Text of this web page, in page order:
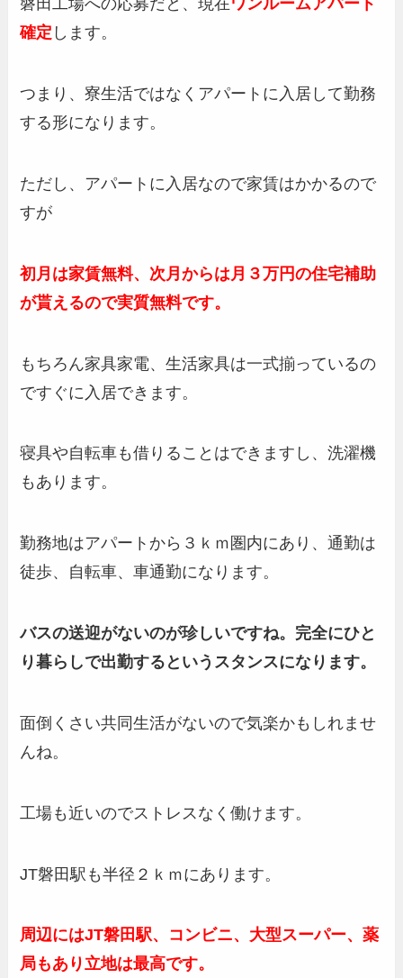
磐田工場への応募だと、現在ワンルームアパート
確定 します。
つまり、寮生活ではなくアパートに入居して勤務
する形になります。
ただし、アパートに入居なので家賃はかかるので
すが
初月は家賃無料、次月からは月３万円の住宅補助
が貰えるので実質無料です。
もちろん家具家電、生活家具は一式揃っているの
ですぐに入居できます。
寝具や自転車も借りることはできますし、洗濯機
もあります。
勤務地はアパートから３ｋｍ圏内にあり、通勤は
徒歩、自転車、車通勤になります。
バスの送迎がないのが珍しいですね。完全にひと
り暮らしで出勤するというスタンスになります。
面倒くさい共同生活がないので気楽かもしれませ
んね。
工場も近いのでストレスなく働けます。
JT磐田駅も半径２ｋｍにあります。
周辺にはJT磐田駅、コンビニ、大型スーパー、薬
局もあり立地は最高です。